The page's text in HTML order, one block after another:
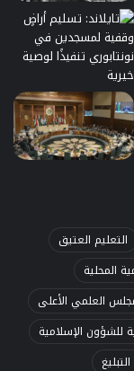
التعليم العتيق
المحلية
العلمي الأعلى
للشؤون الإسلامية